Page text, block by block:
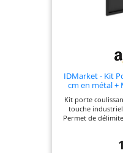
IDMarket - Kit
cm en métal +
Kit porte
touche
Permet de
en conservant la
s'adapteront à